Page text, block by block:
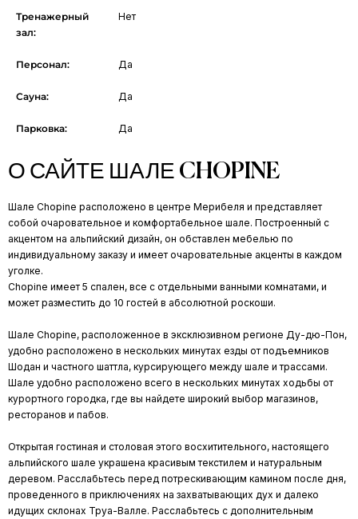
Тренажерный
зал:
Нет
Персонал: Да
Сауна: Да
Парковка: Да
О САЙТЕ ШАЛЕ CHOPINE
Шале Chopine расположено в центре Мерибеля и представляет
собой очаровательное и комфортабельное шале. Построенный с
акцентом на альпийский дизайн, он обставлен мебелью по
индивидуальному заказу и имеет очаровательные акценты в каждом
уголке.
Chopine имеет 5 спален, все с отдельными ванными комнатами, и
может разместить до 10 гостей в абсолютной роскоши.
Шале Chopine, расположенное в эксклюзивном регионе Ду-дю-Пон,
удобно расположено в нескольких минутах езды от подъемников
Шодан и частного шаттла, курсирующего между шале и трассами.
Шале удобно расположено всего в нескольких минутах ходьбы от
курортного городка, где вы найдете широкий выбор магазинов,
ресторанов и пабов.
Открытая гостиная и столовая этого восхитительного, настоящего
альпийского шале украшена красивым текстилем и натуральным
деревом. Расслабьтесь перед потрескивающим камином после дня,
проведенного в приключениях на захватывающих дух и далеко
идущих склонах Труа-Валле. Расслабьтесь с дополнительным